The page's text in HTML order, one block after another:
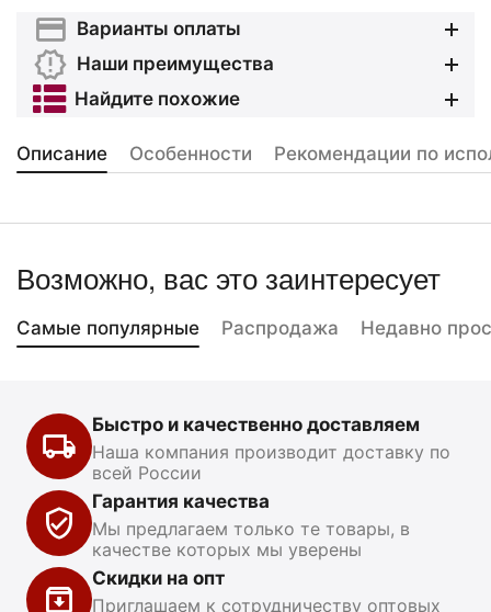
Варианты оплаты
Наши преимущества
Найдите похожие
Описание Особенности Рекомендации по
Возможно, вас это заинтересует
Самые популярные Распродажа Недавно
Быстро и качественно доставляем
Наша компания производит доставку по
всей России
Гарантия качества
Мы предлагаем только те товары, в
качестве которых мы уверены
Скидки на опт
Приглашаем к сотрудничеству оптовых